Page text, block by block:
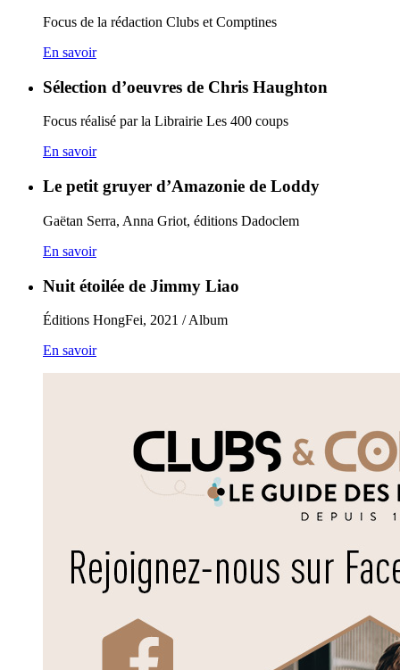
Focus de la rédaction Clubs et Comptines
En savoir
Sélection d’oeuvres de Chris Haughton
Focus réalisé par la Librairie Les 400 coups
En savoir
Le petit gruyer d’Amazonie de Loddy
Gaëtan Serra, Anna Griot, éditions Dadoclem
En savoir
Nuit étoilée de Jimmy Liao
Éditions HongFei, 2021 / Album
En savoir